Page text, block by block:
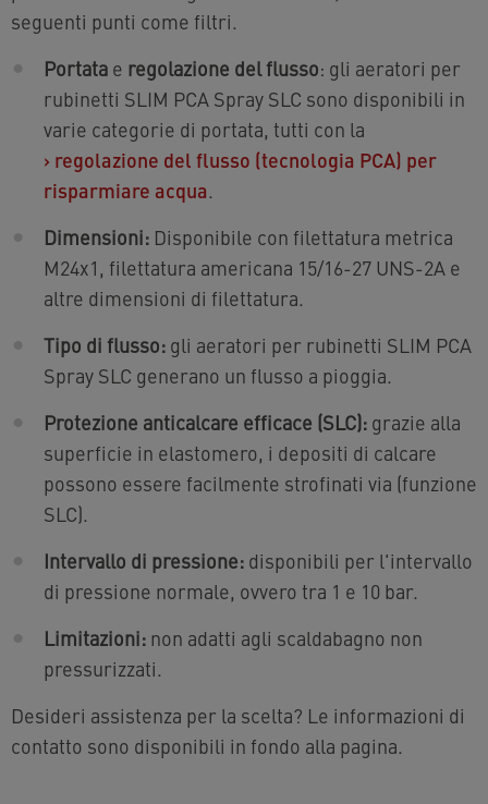
seguenti punti come filtri.
Portata e regolazione del flusso: gli aeratori per
rubinetti SLIM PCA Spray SLC sono disponibili in
varie categorie di portata, tutti con la
› regolazione del flusso (tecnologia PCA) per
risparmiare acqua.
Dimensioni: Disponibile con filettatura metrica
M24x1, filettatura americana 15/16-27 UNS-2A e
altre dimensioni di filettatura.
Tipo di flusso: gli aeratori per rubinetti SLIM PCA
Spray SLC generano un flusso a pioggia.
Protezione anticalcare efficace (SLC): grazie alla
superficie in elastomero, i depositi di calcare
possono essere facilmente strofinati via (funzione
SLC).
Intervallo di pressione: disponibili per l'intervallo
di pressione normale, ovvero tra 1 e 10 bar.
Limitazioni: non adatti agli scaldabagno non
pressurizzati.
Desideri assistenza per la scelta? Le informazioni di
contatto sono disponibili in fondo alla pagina.